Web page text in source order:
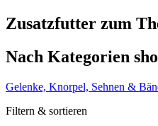
Zusatzfutter zum
Nach Kategorien
Gelenke, Knorpel, Sehnen &
Filtern & sortieren